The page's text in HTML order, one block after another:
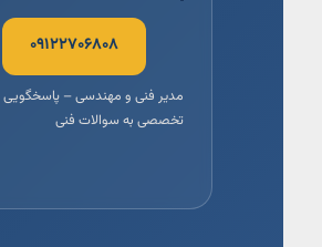
۰۹۱۲۲۷۰۶۸۰۸
مدیر فنی و مهندسی – پاسخگویی
تخصصی به سوالات فنی